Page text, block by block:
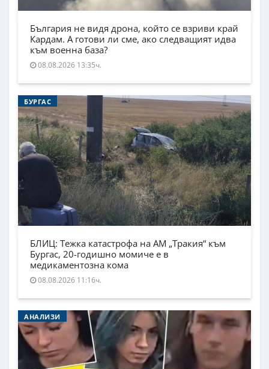
България не видя дрона, който се взриви край
Кардам. А готови ли сме, ако следващият идва
към военна база?
08.08.2026 13:35ч.
БУРГАС
БЛИЦ: Тежка катастрофа на АМ „Тракия“ към
Бургас, 20-годишно момиче е в
медикаментозна кома
08.08.2026 11:16ч.
АНАЛИЗИ